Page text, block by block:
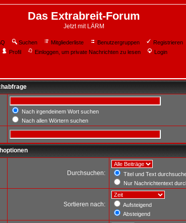
Das Extrabreit-Forum
Jetzt mit LÄRM
Suchen Mitgliederliste Benutzergruppen
Registrieren
Profil
Einloggen, um private Nachrichten zu lesen Login
Nach irgendeinem Wort suchen
Nach allen Wörtern suchen
Durchsuchen:
Titel und Text
Nur Nachrichtentext
Sortieren nach:
Aufsteigend
Absteigend